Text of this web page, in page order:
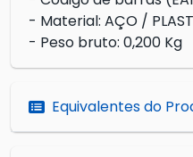
- Material: AÇO /
- Peso bruto: 0,200 Kg
Equivalentes do